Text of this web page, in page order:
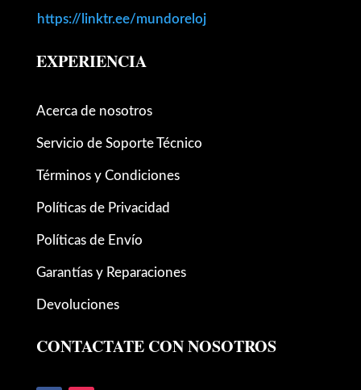
https://linktr.ee/mundoreloj
EXPERIENCIA
Acerca de nosotros
Servicio de Soporte Técnico
Términos y Condiciones
Políticas de Privacidad
Políticas de Envío
Garantías y Reparaciones
Devoluciones
CONTACTATE CON NOSOTROS